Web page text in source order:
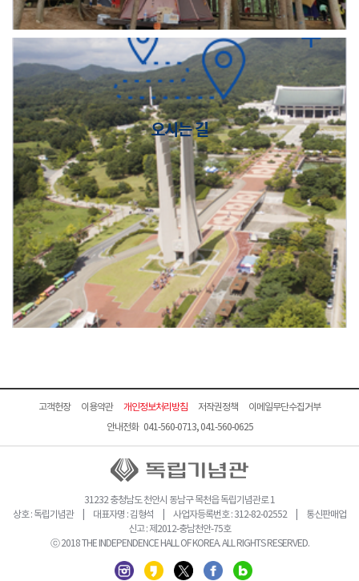
오시는 길
고객헌장 이용약관 개인정보처리방침 저작권정책
이메일무단수집거부
안내전화 041-560-0713, 041-560-0625
31232 충청남도 천안시 동남구 목천읍 독립기념관로 1
상호 : 독립기념관 | 대표자명 : 김형석 | 사업자등록번호 : 312-82-02552 | 통신판매업
신고 : 제2012-충남천안-75호
ⓒ 2018 THE INDEPENDENCE HALL OF KOREA. ALL RIGHTS RESERVED.